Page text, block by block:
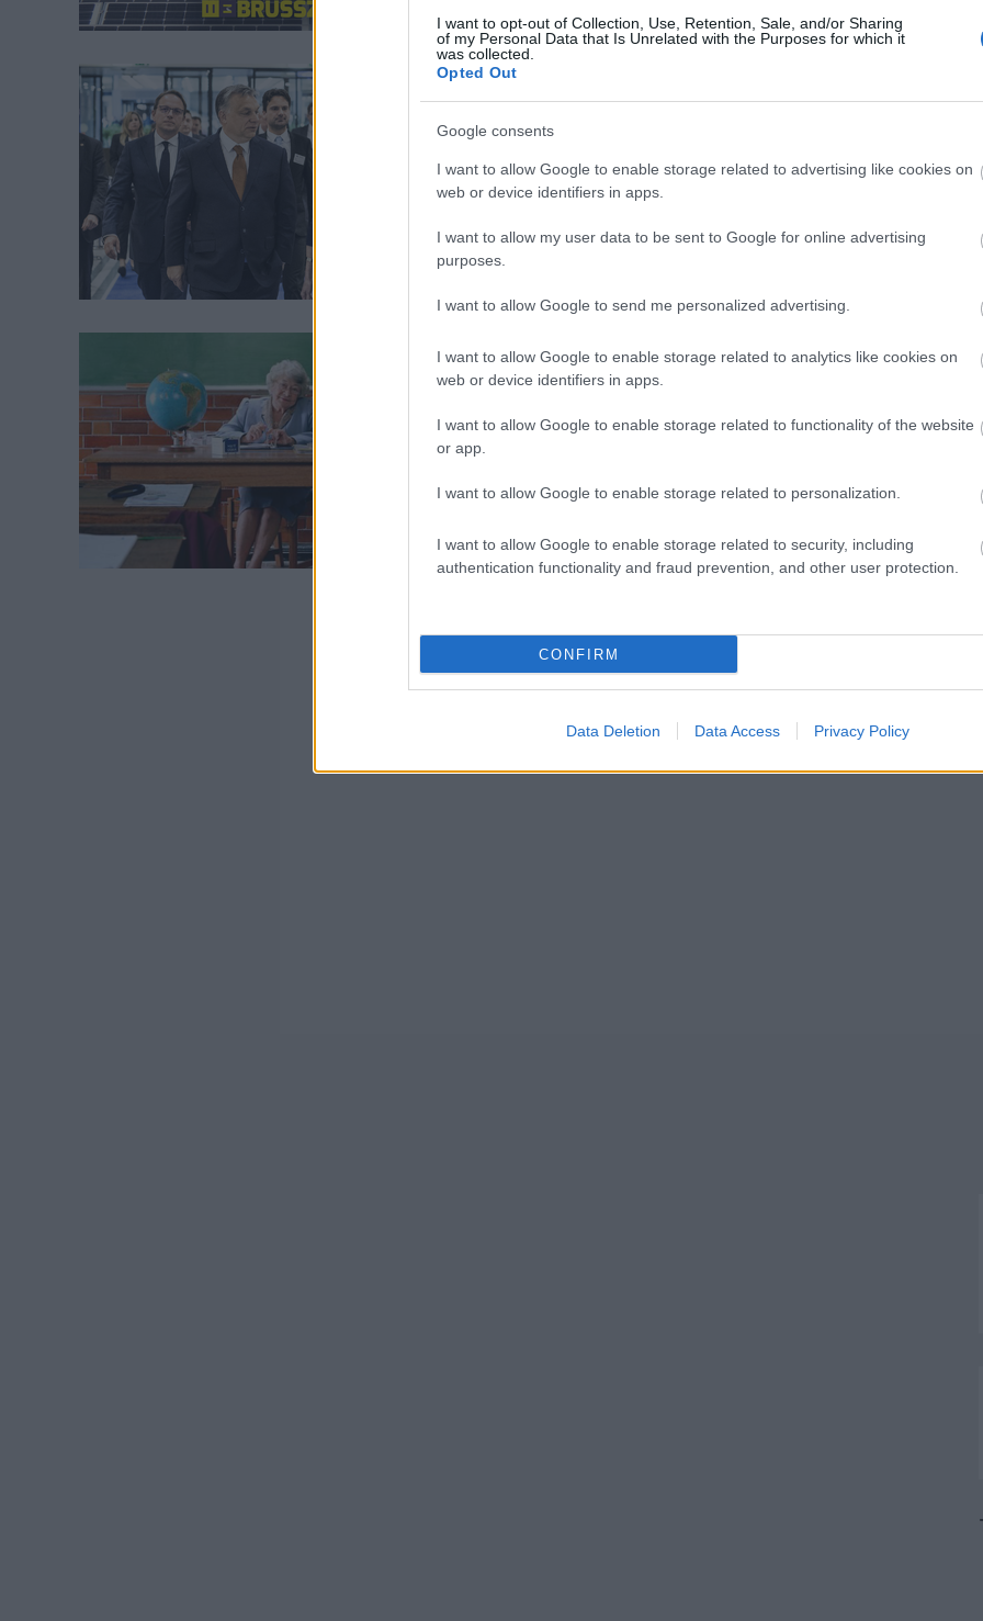
I want to opt-out of Collection, Use, Retention, Sale, and/or Sharing
of my Personal Data that Is Unrelated with the Purposes for which it
was collected.
Opted Out
Google consents
I want to allow Google to enable storage related to advertising like cookies on
web or device identifiers in apps.
I want to allow my user data to be sent to Google for online advertising
purposes.
I want to allow Google to send me personalized advertising.
I want to allow Google to enable storage related to analytics like cookies on
web or device identifiers in apps.
I want to allow Google to enable storage related to functionality of the website
or app.
I want to allow Google to enable storage related to personalization.
I want to allow Google to enable storage related to security, including
authentication functionality and fraud prevention, and other user protection.
CONFIRM
Data Deletion Data Access Privacy Policy
ORBÁN HÜLYÉNEK NÉZI AZ UNIÓT, ŐK MEG
HAGYJÁK
Magyarországot, ezért Orbán Viktornak Brüsszelben
kellett bizonyítania, hogy nincs baj a lex CEU-val, a civil
ROHAMOSAN ÖREGEDIK A PEDAGÓGUSSZAKMA: KI
FOG ITT TANÍTANI?
kudarc. Ezen nincs mit szépíteni, ezt nem lehet tovább
züllesztette le az oktatási rendszert, amit hosszú...
DIÓSZEGIHORVÁTHNÓRA
2017. 04. 26. TOVÁBB →
1 2